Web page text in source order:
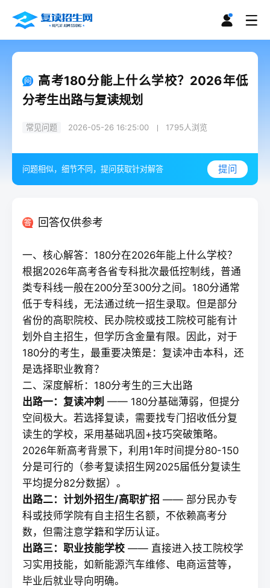
高考180分能上什么学校？2026年低
分考生出路与复读规划
常见问题 2026-05-26 16:25:00 1795人浏览
问题相似，细节不同，提问获取针对解答 提问
回答仅供参考
一、核心解答：180分在2026年能上什么学校？
根据2026年高考各省专科批次最低控制线，普通
类专科线一般在200分至300分之间。180分通常
低于专科线，无法通过统一招生录取。但是部分
省份的高职院校、民办院校或技工院校可能有计
划外自主招生，但学历含金量有限。因此，对于
180分的考生，最重要决策是： 复读冲击本科，还
是选择职业教育？
二、深度解析：180分考生的三大出路
出路一：复读冲刺 —— 180分基础薄弱，但提分
空间极大。若选择复读 ，需要找专门招收低分复
读生的学校，采用基础巩固+技巧突破策略。
2026年新高考背景下，利用1年时间提分80-150
分是可行的（参考复读招生网 2025届低分复读生
平均提分82分数据）。
出路二：计划外招生/高职扩招 —— 部分民办专
科或技师学院有自主招生名额，不依赖高考分
数，但需注意学籍和学历认证。
出路三：职业技能学校 —— 直接进入技工院校学
习实用技能，如新能源汽车维修、电商运营等，
毕业后就业导向明确。